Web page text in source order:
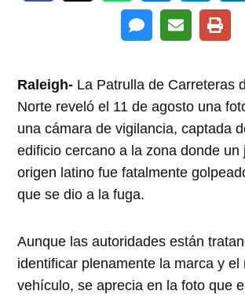
Raleigh- La Patrulla de Carreteras
Norte reveló el 11 de agosto una
una cámara de vigilancia, captada
edificio cercano a la zona donde un
origen latino fue fatalmente
que se dio a la fuga.
Aunque las autoridades están
identificar plenamente la marca y el
vehículo, se aprecia en la foto que